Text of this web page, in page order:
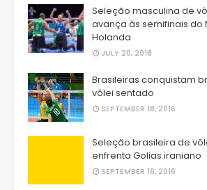
Seleção masculina de
avança às semifinais do
Holanda
JULY 20, 2018
Brasileiras conquistam
vôlei sentado
SEPTEMBER 18, 2016
Seleção brasileira de
enfrenta Golias iraniano
SEPTEMBER 16, 2016